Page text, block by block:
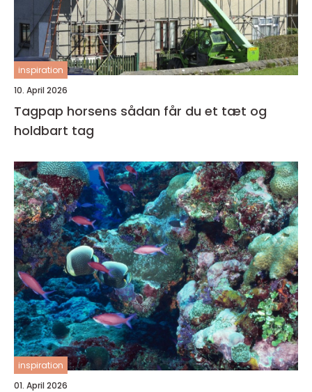
inspiration
10. April 2026
Tagpap horsens sådan får du et tæt og
holdbart tag
inspiration
01. April 2026